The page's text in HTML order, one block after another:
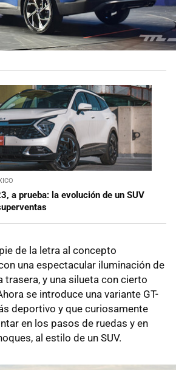
a prueba: la evolución de un SUV
de la letra al concepto
una espectacular iluminación de
trasera, y una silueta con cierto
se introduce una variante GT-
deportivo y que curiosamente
en los pasos de ruedas y en
al estilo de un SUV.